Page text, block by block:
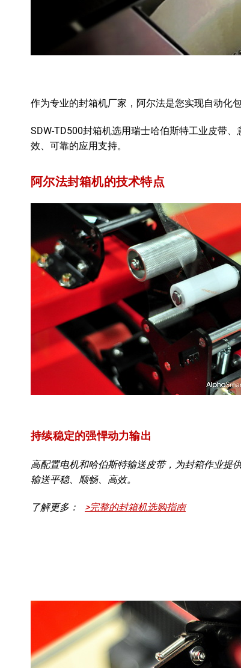
作为专业的封箱机厂家，阿尔法是您实现自动化
SDW-TD500封箱机选用瑞士哈伯斯特工业皮带
效、可靠的应用支持。
阿尔法封箱机的技术特点
持续稳定的强悍动力输出
高配置电机和哈伯斯特输送皮带，为封箱作业提
输送平稳、顺畅、高效。
了解更多： >完整的封箱机选购指南